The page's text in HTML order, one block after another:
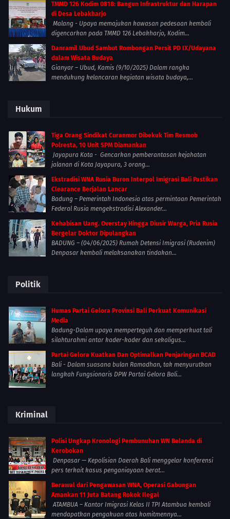
TMMD 126 Kodim 0818: Bangun Infrastruktur dan Harapan
di Desa Lebakharjo
Malang - Upaya memajukan kawasan pedesaan kembali
digencarkan pada TMMD 126 Lebakharjo, Kodim...
Danramil Ubud Sambut Rombongan Persit PD IX/Udayana
dalam Wisata Budaya
Gianyar – Ubud, Kamis (9/10/2025) Dalam rangka
mendukung kelancaran kegiatan wisata budaya,...
Hukum
Tiga Orang Sindikat Curanmor Dibekuk Tim Resmob
Polresta, 10 Unit SPM Diamankan
Jayapura Kota - Gencarkan pemberantasan kejahatan
jalanan di Kota Jayapura, 3 orang...
Ekstradisi WNA Rusia Buron Interpol Imigrasi Bali Pastikan
Clearance Berjalan Lancar
Badung – Pemerintah Indonesia atas permintaan Pemerintah
Federal Rusia mengekstradisi Alexander...
Kehabisan Uang. Overstay Hingga Diusir Warga, Pria Rusia
Bergelar Doktor Dipulangkan
BADUNG – (04/06/2025) Rumah Detensi Imigrasi (Rudenim)
Denpasar kembali melaksanakan tindakan...
Politik
Humas Partai Gelora Provinsi Bali Perkuat Komunikasi
Media
Badung-Dalam upaya memperteguh dan memperkuat tali
silahturahmi antar kader-kader dan sekaligus...
Partai Gelora Kuatkan Dan Optimalkan Penjaringan BCAD
Bali - Dalam suasana bulan Ramadhan, tak menyurutkan
langkah Fungsionaris DPW Partai Gelora Bali...
Kriminal
Polisi Ungkap Kronologi Pembunuhan WN Belanda di
Kerobokan
Denpasar — Kepolisian Daerah Bali menggelar konferensi
pers terkait kasus penganiayaan berat...
Berawal dari Pengawasan WNA, Operasi Gabungan
Amankan 11 Juta Batang Rokok Ilegal
ATAMBUA – Kantor Imigrasi Kelas II TPI Atambua kembali
mendapatkan pengakuan atas komitmennya...